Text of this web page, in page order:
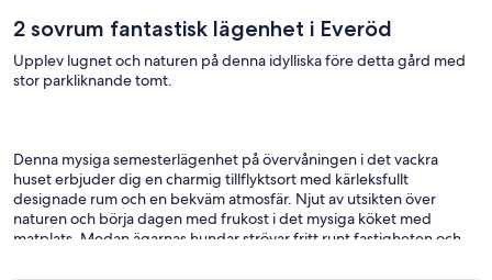
2 sovrum fantastisk lägenhet i Everöd
Upplev lugnet och naturen på denna idylliska före detta gård med
stor parkliknande tomt.
Denna mysiga semesterlägenhet på övervåningen i det vackra
huset erbjuder dig en charmig tillflyktsort med kärleksfullt
designade rum och en bekväm atmosfär. Njut av utsikten över
naturen och börja dagen med frukost i det mysiga köket med
matplats. Medan ägarnas hundar strövar fritt runt fastigheten och